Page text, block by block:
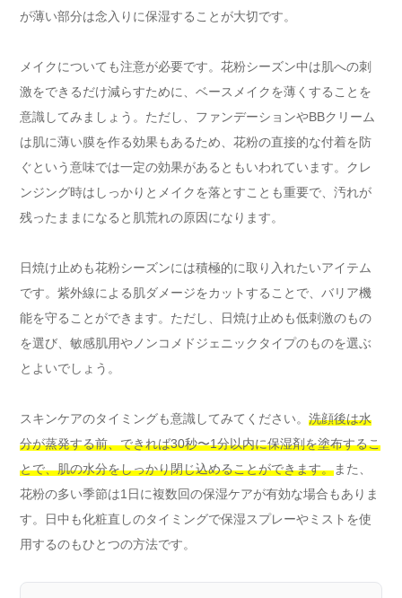
が薄い部分は念入りに保湿することが大切です。
メイクについても注意が必要です。花粉シーズン中は肌への刺
激をできるだけ減らすために、ベースメイクを薄くすることを
意識してみましょう。ただし、ファンデーションやBBクリーム
は肌に薄い膜を作る効果もあるため、花粉の直接的な付着を防
ぐという意味では一定の効果があるともいわれています。クレ
ンジング時はしっかりとメイクを落とすことも重要で、汚れが
残ったままになると肌荒れの原因になります。
日焼け止めも花粉シーズンには積極的に取り入れたいアイテム
です。紫外線による肌ダメージをカットすることで、バリア機
能を守ることができます。ただし、日焼け止めも低刺激のもの
を選び、敏感肌用やノンコメドジェニックタイプのものを選ぶ
とよいでしょう。
スキンケアのタイミングも意識してみてください。 洗顔後は水
分が蒸発する前、できれば30秒〜1分以内に保湿剤を塗布するこ
とで、肌の水分をしっかり閉じ込めることができます。また、
花粉の多い季節は1日に複数回の保湿ケアが有効な場合もありま
す。日中も化粧直しのタイミングで保湿スプレーやミストを使
用するのもひとつの方法です。